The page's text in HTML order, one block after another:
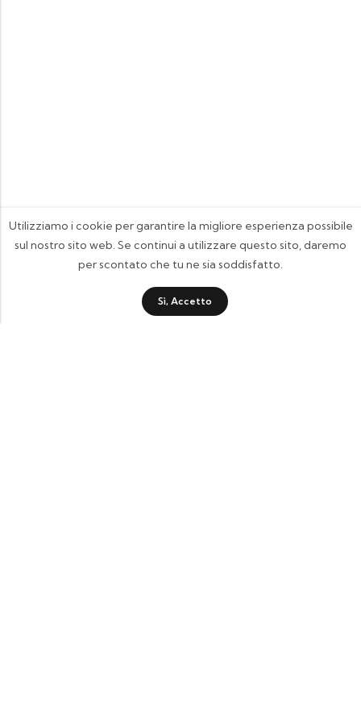
Utilizziamo i cookie per garantire la migliore esperienza possibile
sul nostro sito web. Se continui a utilizzare questo sito, daremo
per scontato che tu ne sia soddisfatto.
Sì, Accetto